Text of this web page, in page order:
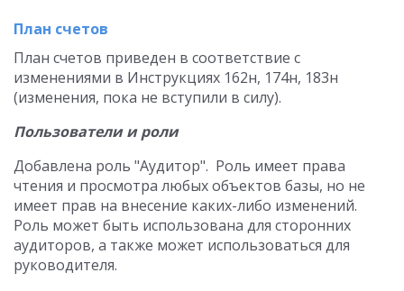
План счетов
План счетов приведен в соответствие с
изменениями в Инструкциях 162н, 174н, 183н
(изменения, пока не вступили в силу).
Пользователи и роли
Добавлена роль "Аудитор". Роль имеет права
чтения и просмотра любых объектов базы, но не
имеет прав на внесение каких-либо изменений.
Роль может быть использована для сторонних
аудиторов, а также может использоваться для
руководителя.